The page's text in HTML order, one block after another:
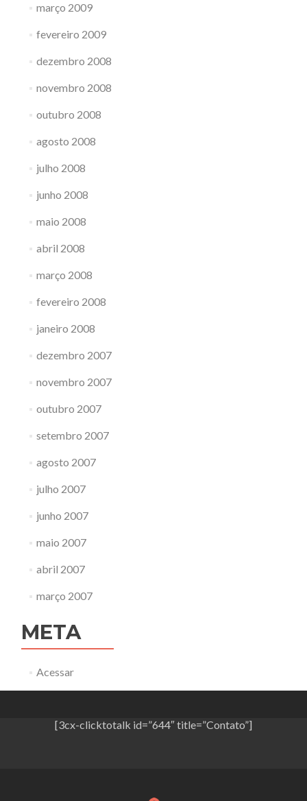
março 2009
fevereiro 2009
dezembro 2008
novembro 2008
outubro 2008
agosto 2008
julho 2008
junho 2008
maio 2008
abril 2008
março 2008
fevereiro 2008
janeiro 2008
dezembro 2007
novembro 2007
outubro 2007
setembro 2007
agosto 2007
julho 2007
junho 2007
maio 2007
abril 2007
março 2007
META
Acessar
[3cx-clicktotalk id=”644″ title=”Contato”]